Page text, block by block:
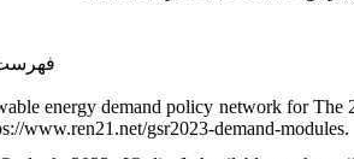
فهرست
energy demand policy network for The
www.ren21.net/gsr2023-demand-modules.